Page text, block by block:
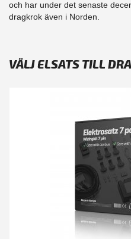
och har under det senaste
dragkrok även i Norden.
VÄLJ ELSATS TILL